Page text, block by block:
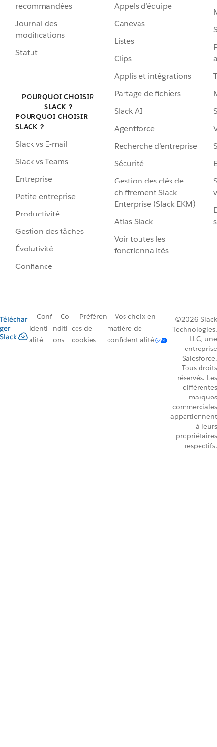
recommandées
Journal des
modifications
Statut
POURQUOI CHOISIR
SLACK ?
POURQUOI CHOISIR
SLACK ?
Slack vs E-mail
Slack vs Teams
Entreprise
Petite entreprise
Productivité
Gestion des tâches
Évolutivité
Confiance
Appels d’équipe
Canevas
Listes
Clips
Applis et intégrations
Partage de fichiers
Slack AI
Agentforce
Recherche d’entreprise
Sécurité
Gestion des clés de
chiffrement Slack
Enterprise (Slack EKM)
Atlas Slack
Voir toutes les
fonctionnalités
Téléchar
ger
Slack
Conf
identi
alité
Co
nditi
ons
Préféren
ces de
cookies
Vos choix en
matière de
confidentialité
©2026 Slack
Technologies,
LLC, une
entreprise
Salesforce.
Tous droits
réservés. Les
différentes
marques
commerciales
appartiennent
à leurs
propriétaires
respectifs.